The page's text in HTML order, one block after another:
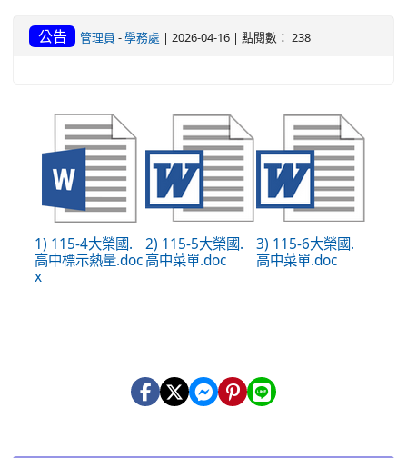
公告 管理員 -學務處 | 2026-04-16 | 點閱數： 238
1) 115-4大榮國.
高中標示熱量.doc
x
2) 115-5大榮國.
高中菜單.doc
3) 115-6大榮國.
高中菜單.doc